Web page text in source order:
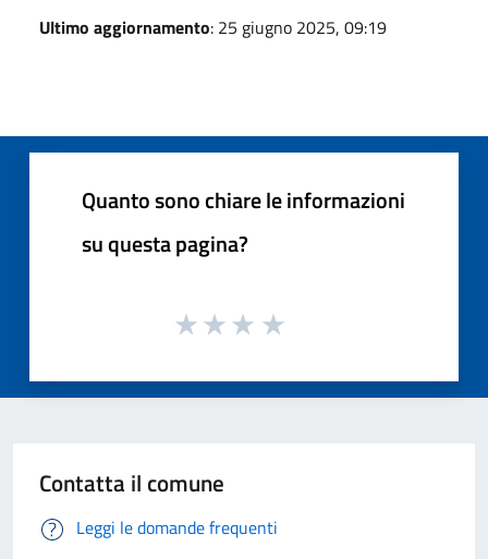
Ultimo aggiornamento: 25 giugno 2025, 09:19
Quanto sono chiare le informazioni
su questa pagina?
Contatta il comune
Leggi le domande frequenti